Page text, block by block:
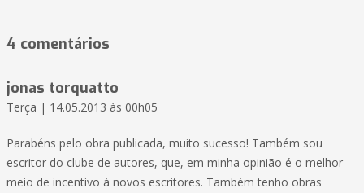
4 comentários
jonas torquatto
Terça | 14.05.2013 às 00h05
Parabéns pelo obra publicada, muito sucesso! Também sou
escritor do clube de autores, que, em minha opinião é o melhor
meio de incentivo à novos escritores. Também tenho obras